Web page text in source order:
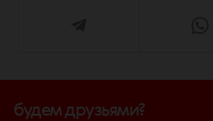
будем друзьями?